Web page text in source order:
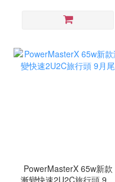
PowerMasterX 65w新款
漸變快速2U2C旅行頭 9月